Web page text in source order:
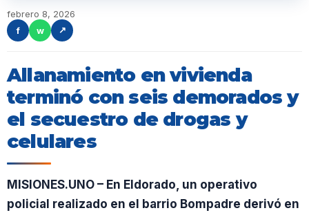
febrero 8, 2026
f
w ↗
Allanamiento en vivienda
terminó con seis demorados y
el secuestro de drogas y
celulares
MISIONES.UNO – En Eldorado, un operativo
policial realizado en el barrio Bompadre derivó en